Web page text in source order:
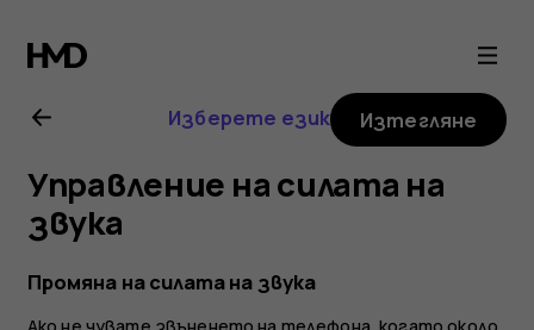
Ръководство
на
потребителя
за
Nokia
Изберете език Изтегляне
Управление на силата на
звука
Промяна на силата на звука